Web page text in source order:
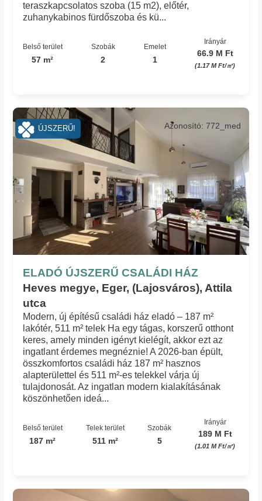
teraszkapcsolatos szoba (15 m2), előtér,
zuhanykabinos fürdőszoba és kü...
Belső terület
57 m²
Szobák
2
Emelet
1
Irányár
66.9 M Ft
(1.17 M Ft/㎡)
ELADÓ ÚJSZERŰ CSALÁDI HÁZ
Heves megye, Eger, (Lajosváros), Attila
utca
Azonosító: 772_med
Modern, új építésű családi ház eladó – 187 m²
lakótér, 511 m² telek Ha egy tágas, korszerű otthont
keres, amely minden igényt kielégít, akkor ezt az
ingatlant érdemes megnéznie! A 2026-ban épült,
összkomfortos családi ház 187 m² hasznos
alapterülettel és 511 m²-es telekkel várja új
tulajdonosát. Az ingatlan modern kialakításának
köszönhetően ideá...
Belső terület
187 m²
Telek terület
511 m²
Szobák
5
Irányár
189 M Ft
(1.01 M Ft/㎡)
ÚJSZERŰ!